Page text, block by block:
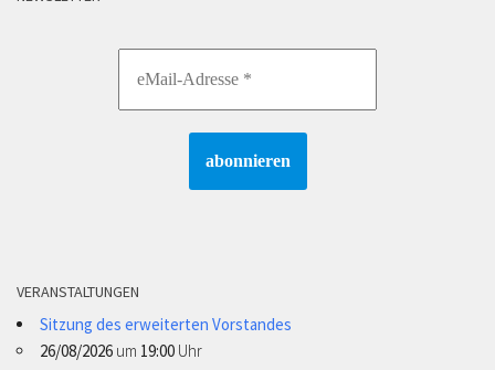
VERANSTALTUNGEN
Sitzung des erweiterten Vorstandes
26/08/2026 um 19:00 Uhr